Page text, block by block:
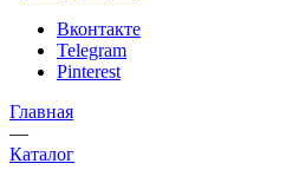
Вконтакте
Telegram
Pinterest
Главная
—
Каталог